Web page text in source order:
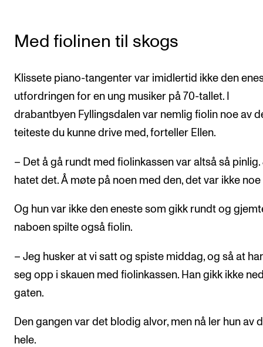
Med fiolinen til skogs
Klissete piano-tangenter var imidlertid ikke den
utfordringen for en ung musiker på 70-tallet. I
drabantbyen Fyllingsdalen var nemlig fiolin noe av
teiteste du kunne drive med, forteller Ellen.
– Det å gå rundt med fiolinkassen var altså så pinlig.
hatet det. Å møte på noen med den, det var ikke noe
Og hun var ikke den eneste som gikk rundt og
naboen spilte også fiolin.
– Jeg husker at vi satt og spiste middag, og så at
seg opp i skauen med fiolinkassen. Han gikk ikke
gaten.
Den gangen var det blodig alvor, men nå ler hun av
hele.